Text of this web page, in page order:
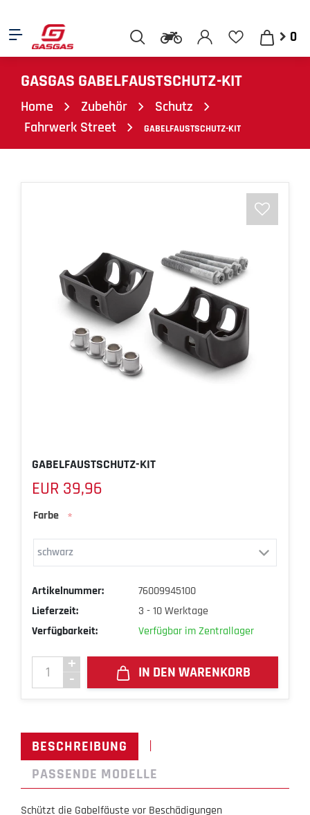
0
GASGAS GABELFAUSTSCHUTZ-KIT
Home Zubehör
Schutz
Fahrwerk Street
GABELFAUSTSCHUTZ-KIT
GABELFAUSTSCHUTZ-KIT
EUR 39,96
Farbe *
Artikelnummer:
76009945100
Lieferzeit:
3 - 10 Werktage
Verfügbarkeit:
Verfügbar im Zentrallager
IN DEN WARENKORB
BESCHREIBUNG |
PASSENDE MODELLE
Schützt die Gabelfäuste vor Beschädigungen